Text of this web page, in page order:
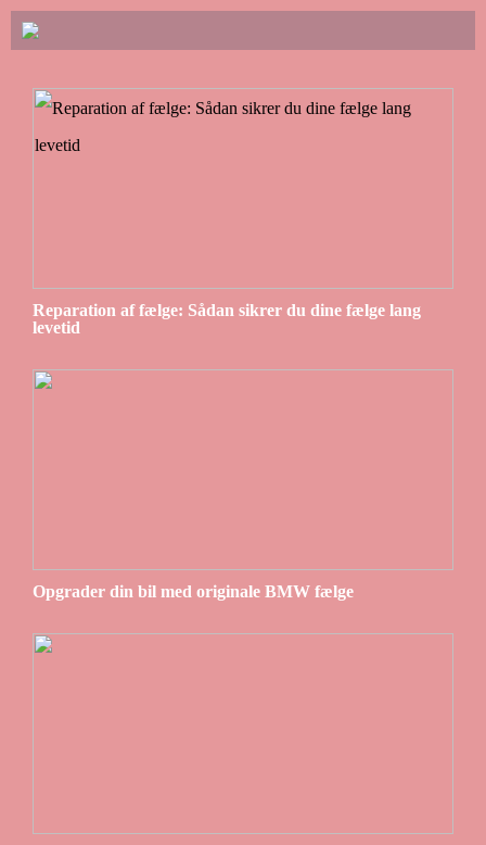
Reparation af fælge: Sådan sikrer du dine fælge lang
levetid
Opgrader din bil med originale BMW fælge